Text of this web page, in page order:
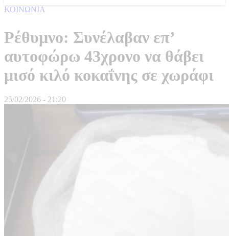
ΚΟΙΝΩΝΙΑ
Ρέθυμνο: Συνέλαβαν επ’
αυτοφώρω 43χρονο να θάβει
μισό κιλό κοκαΐνης σε χωράφι
25/02/2026 - 21:20